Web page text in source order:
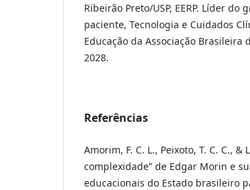
Ribeirão Preto/USP, EERP. Líder
paciente, Tecnologia e Cuidados
Educação da Associação Brasileira
2028.
Referências
Amorim, F. C. L., Peixoto, T. C. C., &
complexidade” de Edgar Morin e
educacionais do Estado brasileiro